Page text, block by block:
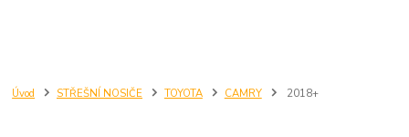
Úvod STŘEŠNÍ NOSIČE TOYOTA CAMRY 2018+